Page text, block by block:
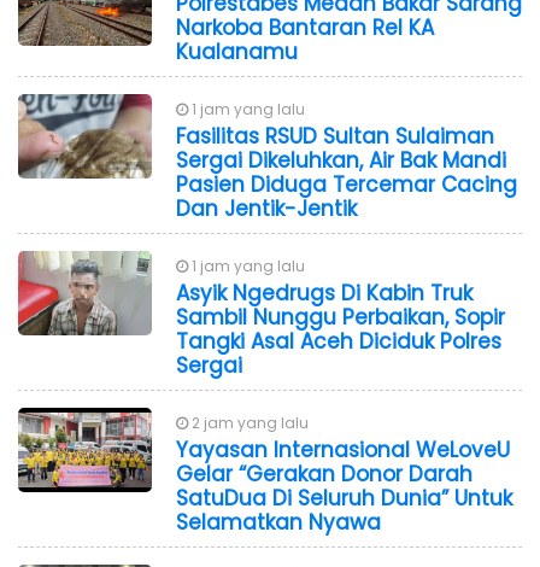
Narkoba Bantaran Rel KA
Kualanamu
1 jam yang lalu
Fasilitas RSUD Sultan Sulaiman
Sergai Dikeluhkan, Air Bak Mandi
Pasien Diduga Tercemar Cacing
Dan Jentik-Jentik
1 jam yang lalu
Asyik Ngedrugs Di Kabin Truk
Sambil Nunggu Perbaikan, Sopir
Tangki Asal Aceh Diciduk Polres
Sergai
2 jam yang lalu
Yayasan Internasional WeLoveU
Gelar “Gerakan Donor Darah
SatuDua Di Seluruh Dunia” Untuk
Selamatkan Nyawa